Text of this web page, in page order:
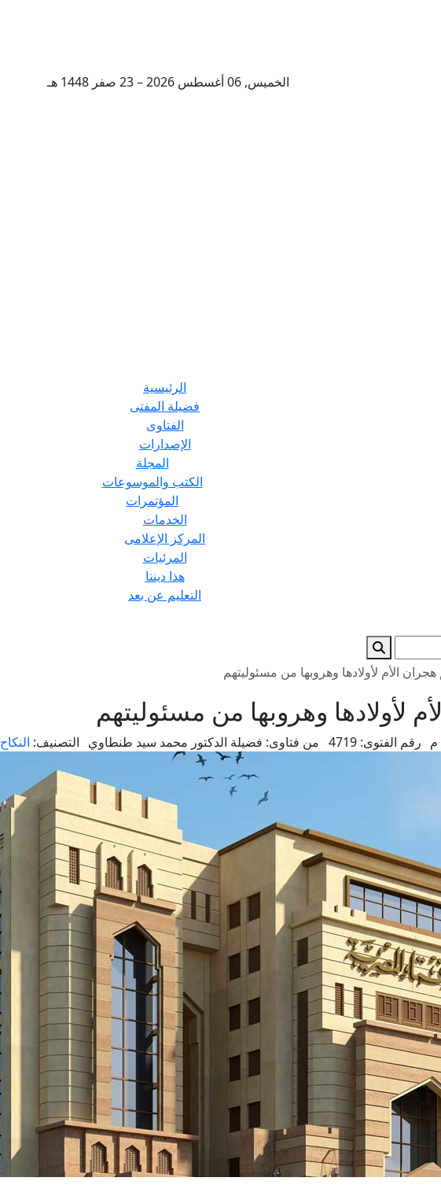
الخميس, 06 أغسطس 2026 – 23 صفر 1448 هـ
الرئيسية
فضيلة المفتى
الفتاوى
الإصدارات
المجلة
الكتب والموسوعات
المؤتمرات
الخدمات
المركز الإعلامى
المرئيات
هذا ديننا
التعليم عن بعد
الأم لأولادها وهروبها من مسئوليتهم
لأولادها وهروبها من مسئوليتهم
رقم الفتوى: 4719 من فتاوى: فضيلة الدكتور محمد سيد طنطاوي التصنيف: النكاح